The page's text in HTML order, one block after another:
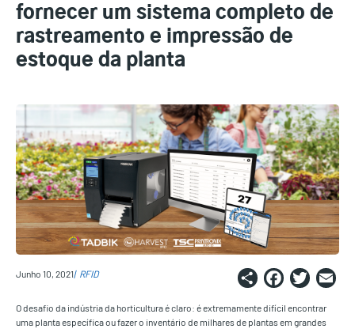
fornecer um sistema completo de
rastreamento e impressão de
estoque da planta
Junho 10, 2021 RFID Share
O desafio da indústria da horticultura é claro: é extremamente difícil encontrar
uma planta específica ou fazer o inventário de milhares de plantas em grandes